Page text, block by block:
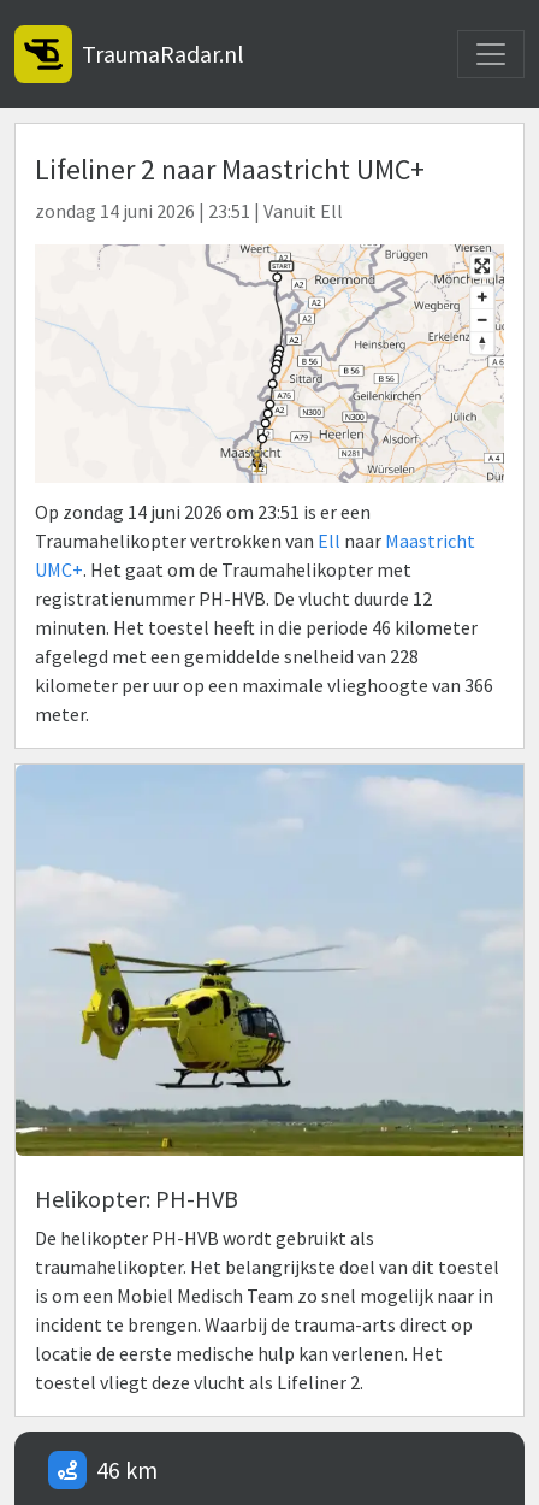
TraumaRadar.nl
Lifeliner 2 naar Maastricht UMC+
zondag 14 juni 2026 | 23:51 | Vanuit Ell
Op zondag 14 juni 2026 om 23:51 is er een
Traumahelikopter vertrokken van Ell naar Maastricht
UMC+. Het gaat om de Traumahelikopter met
registratienummer PH-HVB. De vlucht duurde 12
minuten. Het toestel heeft in die periode 46 kilometer
afgelegd met een gemiddelde snelheid van 228
kilometer per uur op een maximale vlieghoogte van 366
meter.
Helikopter: PH-HVB
De helikopter PH-HVB wordt gebruikt als
traumahelikopter. Het belangrijkste doel van dit toestel
is om een Mobiel Medisch Team zo snel mogelijk naar in
incident te brengen. Waarbij de trauma-arts direct op
locatie de eerste medische hulp kan verlenen. Het
toestel vliegt deze vlucht als Lifeliner 2.
46 km